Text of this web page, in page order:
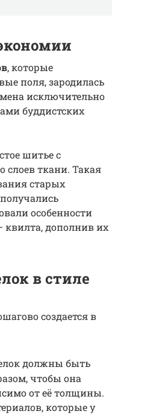
, которые
поля, зародилась
исключительно
буддистских
шитье с
слоев ткани. Такая
старых
особенности
квилта, дополнив их
в стиле
создается в
должны быть
чтобы она
от её толщины.
которые у